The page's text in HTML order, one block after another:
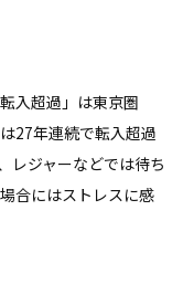
入超過」は東京圏
27年連続で転入超過
レジャーなどでは待ち
合にはストレスに感